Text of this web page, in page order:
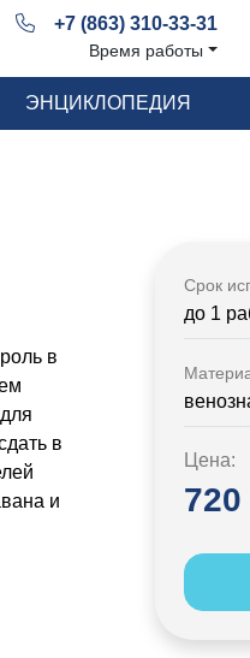
+7 (863) 310-33-31
Время работы
ЭНЦИКЛОПЕДИЯ
в
в
и
Срок
до 1
Цена:
720